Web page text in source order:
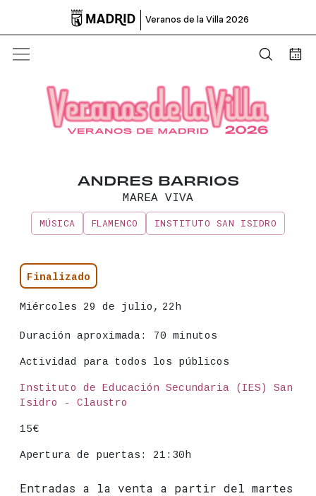
 Veranos de la Villa 2026
Abrir
ANDRES BARRIOS
MAREA VIVA
MÚSICA
FLAMENCO INSTITUTO SAN ISIDRO
Información principal del
Estado
Finalizado
Fecha
Miércoles 29 de julio, 22h
Duración aproximada: 70 minutos
Actividad para todos los públicos
Lugar
Instituto de Educación Secundaria (IES) San
Isidro - Claustro
Precio
15€
Apertura de puertas: 21:30h
Entradas a la venta a partir del martes